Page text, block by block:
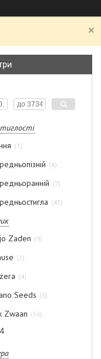
1
4
7
41
Zaden
9
1
4
Seeds 5
Zwaan 16